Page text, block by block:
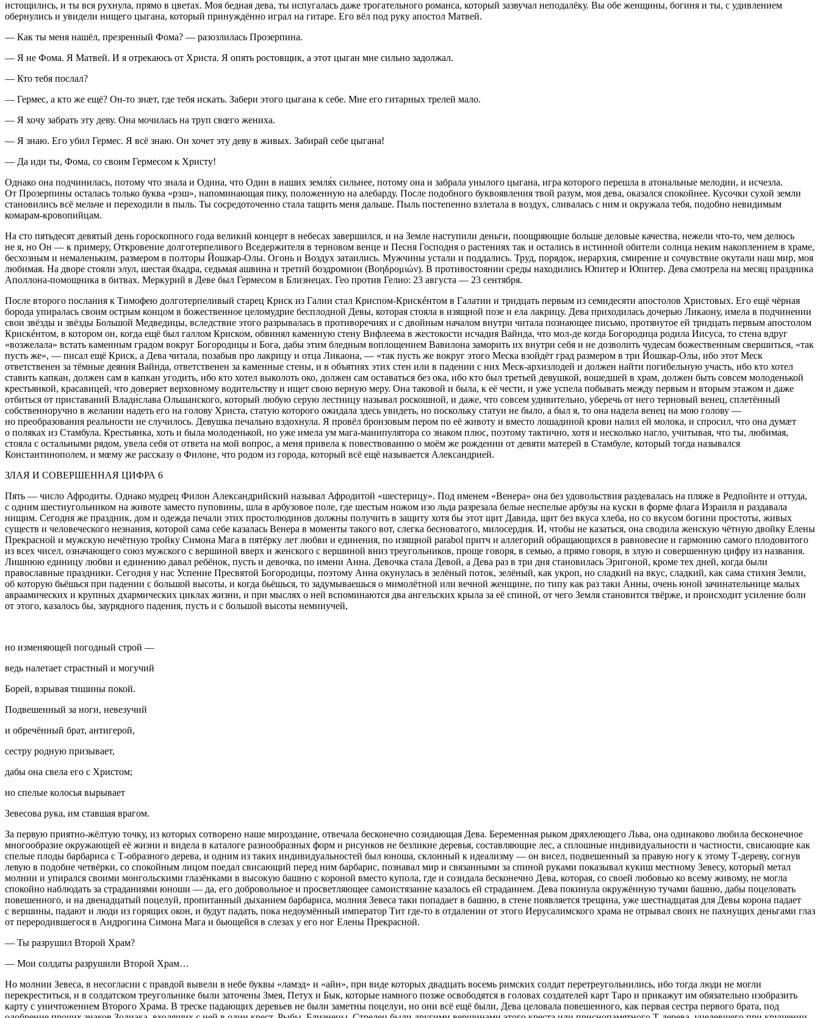
истощились, и ты вся рухнула, прямо в цветах. Моя бедная дева, ты испугалась даже трогательного романса, который зазвучал неподалёку. Вы обе женщины, богиня и ты, с удивлением
обернулись и увидели нищего цыгана, который принуждённо играл на гитаре. Его вёл под руку апостол Матвей.
— Как ты меня нашёл, презренный Фома? — разозлилась Прозерпина.
— Я не Фома. Я Матвей. И я отрекаюсь от Христа. Я опять ростовщик, а этот цыган мне сильно задолжал.
— Кто тебя послал?
— Гермес, а кто же ещё? Он-то знæт, где тебя искать. Забери этого цыгана к себе. Мне его гитарных трелей мало.
— Я хочу забрать эту деву. Она мочилась на труп свœго жениха.
— Я знаю. Его убил Гермес. Я всё знаю. Он хочет эту деву в живых. Забирай себе цыгана!
— Да иди ты, Фома, со своим Гермесом к Христу!
Однако она подчинилась, потому что знала и Одина, что Один в наших земля́х сильнее, потому она и забрала унылого цыгана, игра которого перешла в атональные мелодии, и исчезла.
От Прозерпины осталась только буква «рэш», напоминающая пику, положенную на алебарду. После подобного буквоявления твой разум, моя дева, оказался спокойнее. Кусочки сухой земли
становились всё мельче и переходили в пыль. Ты сосредоточенно стала тащить меня дальше. Пыль постепенно взлетала в воздух, сливалась с ним и окружала тебя, подобно невидимым
комарам-кровопийцам.
На сто пятьдесят девятый день гороскопного года великий концерт в небесах завершился, и на Земле наступили деньги, поощряющие больше деловые качества, нежели что-то, чем делюсь
не я, но Он — к примеру, Откровение долготерпеливого Вседержителя в терновом венце и Песня Господня о растениях так и остались в истинной обители солнца неким накоплением в храме,
бесхозным и немаленьким, размером в полторы Йошкар-Олы. Огонь и Воздух затаились. Мужчины устали и поддались. Труд, порядок, иерархия, смирение и сочувствие окутали наш мир, моя
любимая. На дворе стояли элул, шестая бхадра, седьмая ашвина и третий боэдромион (Βοηδρομιών). В противостоянии среды находились Юпитер и Юпитер. Дева смотрела на месяц праздника
Аполлона-помощника в битвах. Меркурий в Деве был Гермесом в Близнецах. Гео против Гелио: 23 августа — 23 сентября.
После второго послания к Тимофею долготерпеливый старец Криск из Галии стал Криспом-Крискéнтом в Галатии и тридцать первым из семидесяти апостолов Христовых. Его ещё чёрная
борода упиралась своим острым концом в божественное целомудрие бесплодной Девы, которая стояла в изящной позе и ела лакрицу. Дева приходилась дочерью Ликаону, имела в подчинении
свои звёзды и звёзды Большой Медведицы, вследствие этого разрывалась в противоречиях и с двойным началом внутри читала познающее письмо, протянутое ей тридцать первым апостолом
Крискéнтом, в котором он, когда ещё был галлом Криском, обвинял каменную стену Вифлеема в жестокости исчадия Вайнда, что мол-де когда Богородица родила Иисуса, то стена вдруг
«возжелала» встать каменным градом вокруг Богородицы и Бога, дабы этим бледным воплощением Вавилона заморить их внутри себя и не дозволить чудесам божественным свершиться, «так
пусть же», — писал ещё Криск, а Дева читала, позабыв про лакрицу и отца Ликаона, — «так пусть же вокруг этого Меска взойдёт град размером в три Йошкар-Олы, ибо этот Меск
ответственен за тёмные деяния Вайнда, ответственен за каменные стены, и в объятиях этих стен или в падении с них Меск-архизлодей и должен найти погибельную участь, ибо кто хотел
ставить капкан, должен сам в капкан угодить, ибо кто хотел выколоть око, должен сам оставаться без ока, ибо кто был третьей девушкой, вошедшей в храм, должен быть совсем молоденькой
крестьянкой, красавицей, что доверяет верховному водительству и ищет свою верную меру. Она таковой и была, к её чести, и уже успела побывать между первым и вторым этажом и даже
отбиться от приставаний Влади́слава Ольшанского, который любую серую лестницу называл роскошной, и даже, что совсем удивительно, уберечь от него терновый венец, сплетённый
собственноручно в желании надеть его на голову Христа, статую которого ожидала здесь увидеть, но поскольку статуи не было, а был я, то она надела венец на мою голову —
но преобразования реальности не случилось. Девушка печально вздохнула. Я провёл бронзовым пером по её животу и вместо лошадиной крови налил ей молока, и спросил, что она думæт
о поляках из Стамбула. Крестьянка, хоть и была молоденькой, но уже имела ум мага-манипулятора со знаком плюс, поэтому тактично, хотя и несколько нагло, учитывая, что ты, любимая,
стояла с остальными рядом, увела себя от ответа на мой вопрос, а меня привела к повествованию о моём же рождении от девяти матерей в Стамбуле, который тогда назывался
Константинополем, и мœму же рассказу о Филоне, что родом из города, который всё ещё называется Александрией.
ЗЛАЯ И СОВЕРШЕННАЯ ЦИФРА 6
Пять — число Афродиты. Однако мудрец Филон Александрийский называл Афродитой «шестерицу». Под именем «Венера» она без удовольствия раздевалась на пляже в Редпойнте и оттуда,
с одним шестиугольником на животе заместо пуповины, шла в арбузовое поле, где шестым ножом изо льда разрезала белые неспелые арбузы на куски в форме флага Израиля и раздавала
нищим. Сегодня же праздник, дом и одежда печали этих простолюдинов должны получить в защиту хотя бы этот щит Давида, щит без вкуса хлеба, но со вкусом богини простоты, живых
существ и человеческого незнания, которой сама себе казалась Венера в моменты такого вот, слегка бесноватого, милосердия. И, чтобы не казаться, она сводила женскую чётную двойку Елены
Прекрасной и мужскую нечётную тройку Симона Мага в пятёрку лет любви и единения, по изящной parabol притч и аллегорий обращающихся в равновесие и гармонию самого плодовитого
из всех чисел, означающего союз мужского с вершиной вверх и женского с вершиной вниз треугольников, проще говоря, в семью, а прямо говоря, в злую и совершенную цифру из названия.
Лишнюю единицу любви и единению давал ребёнок, пусть и девочка, по имени Анна. Девочка стала Девой, а Дева раз в три дня становилась Эригоной, кроме тех дней, когда были
православные праздники. Сегодня у нас Успение Пресвятой Богородицы, поэтому Анна окунулась в зелёный поток, зелёный, как укроп, но сладкий на вкус, сладкий, как сама стихия Земли,
об которую бьёшься при падении с большой высоты, и когда бьёшься, то задумываешься о мимолётной или вечной женщине, по типу как раз таки Анны, очень юной зачинательнице малых
авраамических и крупных дхармических циклах жизни, и при мыслях о ней вспоминаются два ангельских крыла за её спиной, от чего Земля становится твёрже, и происходит усиление боли
от этого, казалось бы, заурядного падения, пусть и с большой высоты неминучей,
но изменяющей погодный строй —
ведь налетает страстный и могучий
Борей, взрывая тишины покой.
Подвешенный за ноги, невезучий
и обречённый брат, антигерой,
сестру родную призывает,
дабы она свела его с Христом;
но спелые колосья вырывает
Зевесова рука, им ставшая врагом.
За первую приятно-жёлтую точку, из которых сотворено наше мироздание, отвечала бесконечно созидающая Дева. Беременная рыком дряхлеющего Льва, она одинаково любила бесконечное
многообразие окружающей её жизни и видела в каталоге разнообразных форм и рисунков не безликие деревья, составляющие лес, а сплошные индивидуальности и частности, свисающие как
спелые плоды барбариса с Т-образного дерева, и одним из таких индивидуальностей был юноша, склонный к идеализму — он висел, подвешенный за правую ногу к этому Т-дереву, согнув
левую в подобие четвёрки, со спокойным лицом поедал свисающий перед ним барбарис, познавал мир и связанными за спиной руками показывал кукиш местному Зевесу, который метал
молнии и упирался своими монгольскими глазёнками в высокую башню с короной вместо купола, где и созидала бесконечно Дева, которая, со своей любовью ко всему живому, не могла
спокойно наблюдать за страданиями юноши — да, его добровольное и просветляющее самоистязание казалось ей страданием. Дева покинула окружённую тучами башню, дабы поцеловать
повешенного, и на двенадцатый поцелуй, пропитанный дыханием барбариса, молния Зевеса таки попадает в башню, в стене появляется трещина, уже шестнадцатая для Девы корона падает
с вершины, падают и люди из горящих окон, и будут падать, пока недоумённый император Тит где-то в отдалении от этого Иерусалимского храма не отрывал своих не пахнущих деньгами глаз
от переродившегося в Андрогина Симона Мага и бьющейся в слезах у его ног Елены Прекрасной.
— Ты разрушил Второй Храм?
— Мои солдаты разрушили Второй Храм…
Но молнии Зевеса, в несогласии с правдой вывели в небе буквы «ламэд» и «айн», при виде которых двадцать восемь римских солдат перетреугольнились, ибо тогда люди не могли
перекреститься, и в солдатском треугольнике были заточены Змея, Петух и Бык, которые намного позже освободятся в головах создателей карт Таро и прикажут им обязательно изобразить
карту с уничтожением Второго Храма. В треске падающих деревьев не были заметны поцелуи, но они всё ещё были, Дева целовала повешенного, как первая сестра первого брата, под